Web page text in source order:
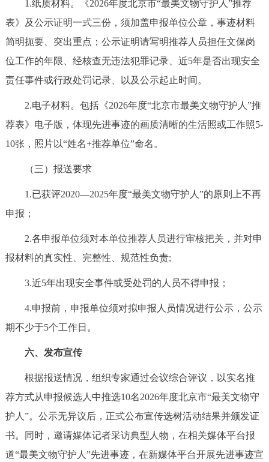
1.纸质材料。《2026年度北京市“最美文物守护人”推荐
表》及公示证明一式三份，须加盖申报单位公章，事迹材料
简明扼要、突出重点；公示证明请写明推荐人员担任文保岗
位工作的年限、经核查无违法犯罪记录、近5年是否出现安全
责任事件或行政处罚记录、以及公示起止时间。
2.电子材料。包括《2026年度“北京市最美文物守护人”推
荐表》电子版，体现先进事迹的画质清晰的生活照或工作照5-
10张，照片以“姓名+推荐单位”命名。
（三）报送要求
1.已获评2020—2025年度“最美文物守护人”的原则上不再
申报；
2.各申报单位须对本单位推荐人员进行审核把关，并对申
报材料的真实性、完整性、规范性负责;
3.近5年出现安全事件或受处罚的人员不得申报；
4.申报前，申报单位须对拟申报人员情况进行公示，公示
期不少于5个工作日。
六、发布宣传
根据报送情况，组织专家通过会议综合评议，以实名推
荐方式从申报候选人中推选10名2026年度北京市“最美文物守
护人”。公示无异议后，正式公布宣传选树活动结果并颁发证
书。同时，邀请媒体记者采访典型人物，在相关媒体平台报
道“最美文物守护人”先进事迹，在新媒体平台开展先进事迹宣